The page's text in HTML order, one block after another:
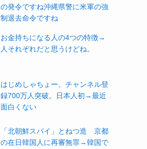
の発令ですね沖縄県警に米軍の強
制退去命令ですね
お金持ちになる人の4つの特徴→
人それぞれだと思うけどね。
はじめしゃちょー、チャンネル登
録700万人突破。日本人初→最近
面白くない
「北朝鮮スパイ」とねつ造 京都
の在日韓国人に再審無罪→韓国で